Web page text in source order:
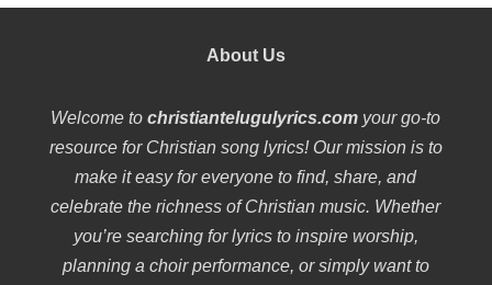
About Us
Welcome tochristiantelugulyrics.com your go-to
resource for Christian song lyrics! Our mission is to
make it easy for everyone to find, share, and
celebrate the richness of Christian music. Whether
you’re searching for lyrics to inspire worship,
planning a choir performance, or simply want to